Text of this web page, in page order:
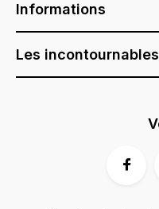
Informations
Les